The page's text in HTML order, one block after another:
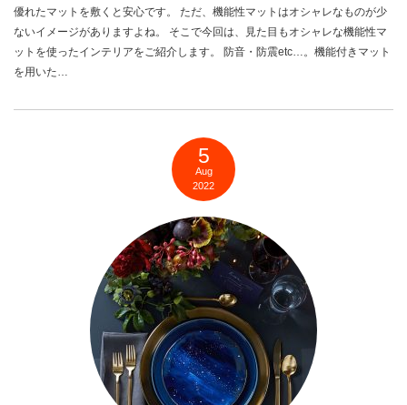
優れたマットを敷くと安心です。 ただ、機能性マットはオシャレなものが少
ないイメージがありますよね。 そこで今回は、見た目もオシャレな機能性マ
ットを使ったインテリアをご紹介します。 防音・防震etc…。機能付きマット
を用いた…
5
Aug
2022